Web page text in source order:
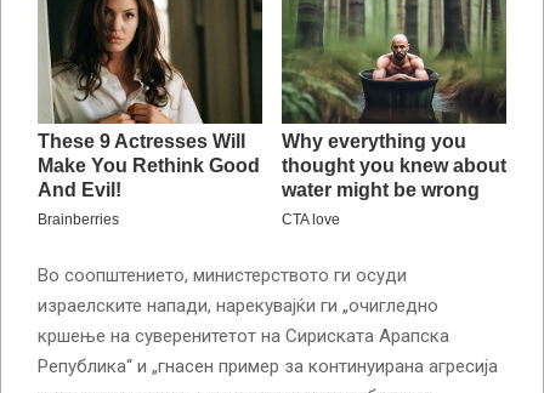
Во соопштението, министерството ги осуди
израелските напади, нарекувајќи ги „очигледно
кршење на суверенитетот на Сириската Арапска
Република“ и „гнасен пример за континуирана агресија